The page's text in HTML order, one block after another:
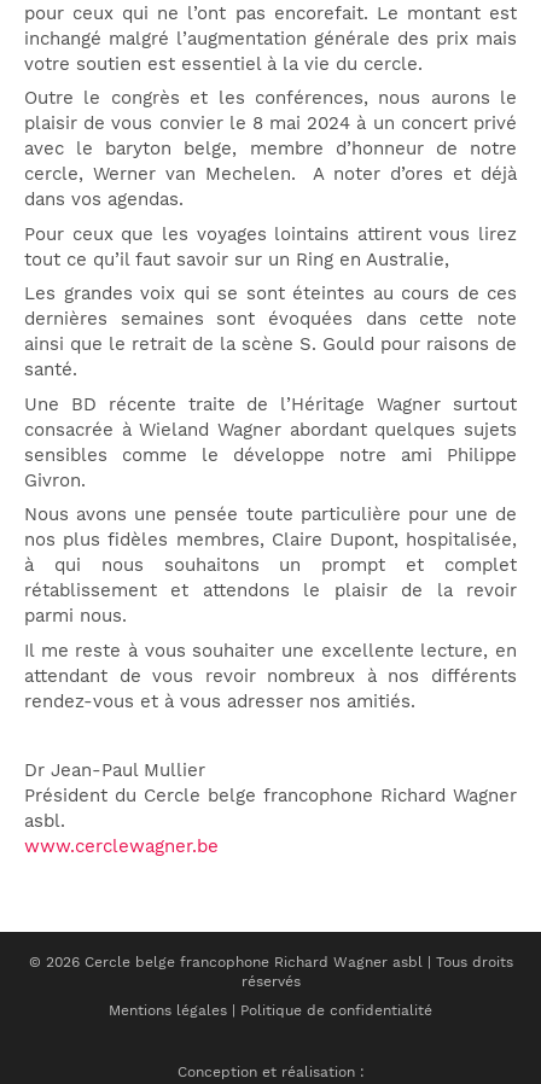
pour ceux qui ne l’ont pas encorefait. Le montant est
inchangé malgré l’augmentation générale des prix mais
votre soutien est essentiel à la vie du cercle.
Outre le congrès et les conférences, nous aurons le
plaisir de vous convier le 8 mai 2024 à un concert privé
avec le baryton belge, membre d’honneur de notre
cercle, Werner van Mechelen. A noter d’ores et déjà
dans vos agendas.
Pour ceux que les voyages lointains attirent vous lirez
tout ce qu’il faut savoir sur un Ring en Australie,
Les grandes voix qui se sont éteintes au cours de ces
dernières semaines sont évoquées dans cette note
ainsi que le retrait de la scène S. Gould pour raisons de
santé.
Une BD récente traite de l’Héritage Wagner surtout
consacrée à Wieland Wagner abordant quelques sujets
sensibles comme le développe notre ami Philippe
Givron.
Nous avons une pensée toute particulière pour une de
nos plus fidèles membres, Claire Dupont, hospitalisée,
à qui nous souhaitons un prompt et complet
rétablissement et attendons le plaisir de la revoir
parmi nous.
Il me reste à vous souhaiter une excellente lecture, en
attendant de vous revoir nombreux à nos différents
rendez-vous et à vous adresser nos amitiés.
Dr Jean-Paul Mullier
Président du Cercle belge francophone Richard Wagner
asbl.
www.cerclewagner.be
© 2026 Cercle belge francophone Richard Wagner asbl | Tous droits
réservés
Mentions légales | Politique de confidentialité
Conception et réalisation :